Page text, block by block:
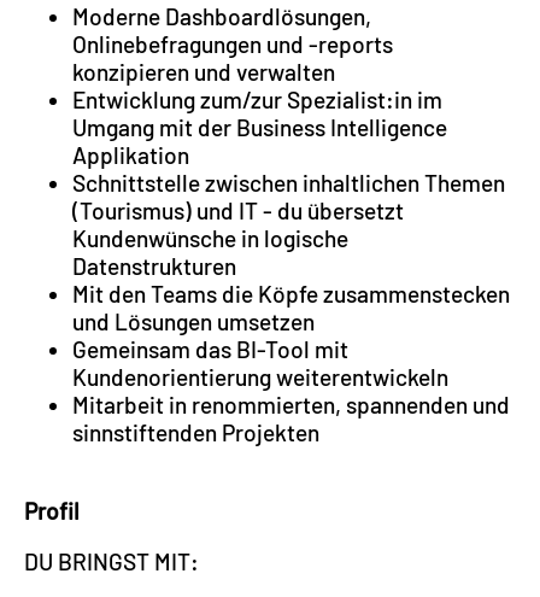
Moderne Dashboardlösungen,
Onlinebefragungen und -reports
konzipieren und verwalten
Entwicklung zum/zur Spezialist:in im
Umgang mit der Business Intelligence
Applikation
Schnittstelle zwischen inhaltlichen Themen
(Tourismus) und IT - du übersetzt
Kundenwünsche in logische
Datenstrukturen
Mit den Teams die Köpfe zusammenstecken
und Lösungen umsetzen
Gemeinsam das BI-Tool mit
Kundenorientierung weiterentwickeln
Mitarbeit in renommierten, spannenden und
sinnstiftenden Projekten
Profil
DU BRINGST MIT: